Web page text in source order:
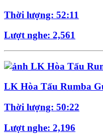
Thời lượng: 52:11
Lượt nghe: 2,561
LK Hòa Tấu Rumba
Thời lượng: 50:22
Lượt nghe: 2,196